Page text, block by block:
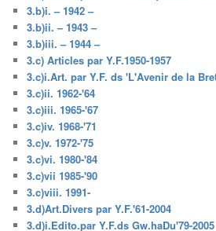
3.b)i. – 1942 –
3.b)ii. – 1943 –
3.b)iii. – 1944 –
3.c) Articles par Y.F.1950-1957
3.c)i.Art. par Y.F. ds 'L'Avenir de la
3.c)ii. 1962-'64
3.c)iii. 1965-'67
3.c)iv. 1968-'71
3.c)v. 1972-'75
3.c)vi. 1980-'84
3.c)vii 1985-'90
3.c)viii. 1991-
3.d)Art.Divers par Y.F.'61-2004
3.d)i.Edito.par Y.F.ds Gw.haDu'79-2005